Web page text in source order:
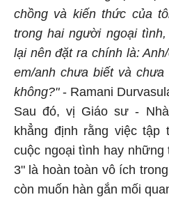
chồng và kiến thức của
trong hai người ngoại
lại nên đặt ra chính là:
em/anh chưa biết và
không?"- Ramani
Sau đó, vị Giáo sư -
khẳng định rằng việc tập
cuộc ngoại tình hay
3" là hoàn toàn vô ích
còn muốn hàn gắn mối